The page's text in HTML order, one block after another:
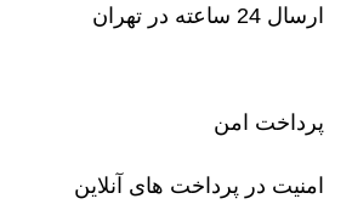
ارسال 24 ساعته در تهران
پرداخت امن
امنیت در پرداخت های آنلاین